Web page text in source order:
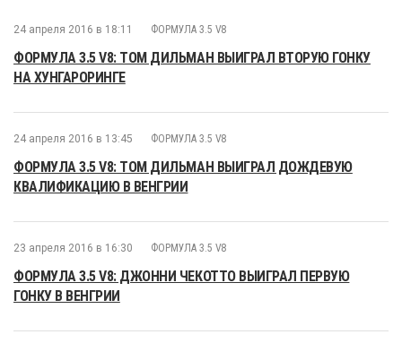
24 апреля 2016 в 18:11 ФОРМУЛА 3.5 V8
ФОРМУЛА 3.5 V8: ТОМ ДИЛЬМАН ВЫИГРАЛ ВТОРУЮ ГОНКУ
НА ХУНГАРОРИНГЕ
24 апреля 2016 в 13:45 ФОРМУЛА 3.5 V8
ФОРМУЛА 3.5 V8: ТОМ ДИЛЬМАН ВЫИГРАЛ ДОЖДЕВУЮ
КВАЛИФИКАЦИЮ В ВЕНГРИИ
23 апреля 2016 в 16:30 ФОРМУЛА 3.5 V8
ФОРМУЛА 3.5 V8: ДЖОННИ ЧЕКОТТО ВЫИГРАЛ ПЕРВУЮ
ГОНКУ В ВЕНГРИИ